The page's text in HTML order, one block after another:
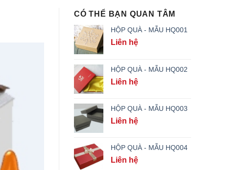
CÓ THỂ BẠN QUAN TÂM
HỘP QUÀ - MẪU HQ001
Liên hệ
HỘP QUÀ - MẪU HQ002
Liên hệ
HỘP QUÀ - MẪU HQ003
Liên hệ
HỘP QUÀ - MẪU HQ004
Liên hệ